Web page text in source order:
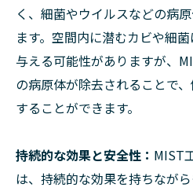
く、細菌やウイルスなどの病
ます。空間内に潜むカビや細
与える可能性がありますが、
の病原体が除去されることで
することができます。
持続的な効果と安全性： MIST
は、持続的な効果を持ちなが